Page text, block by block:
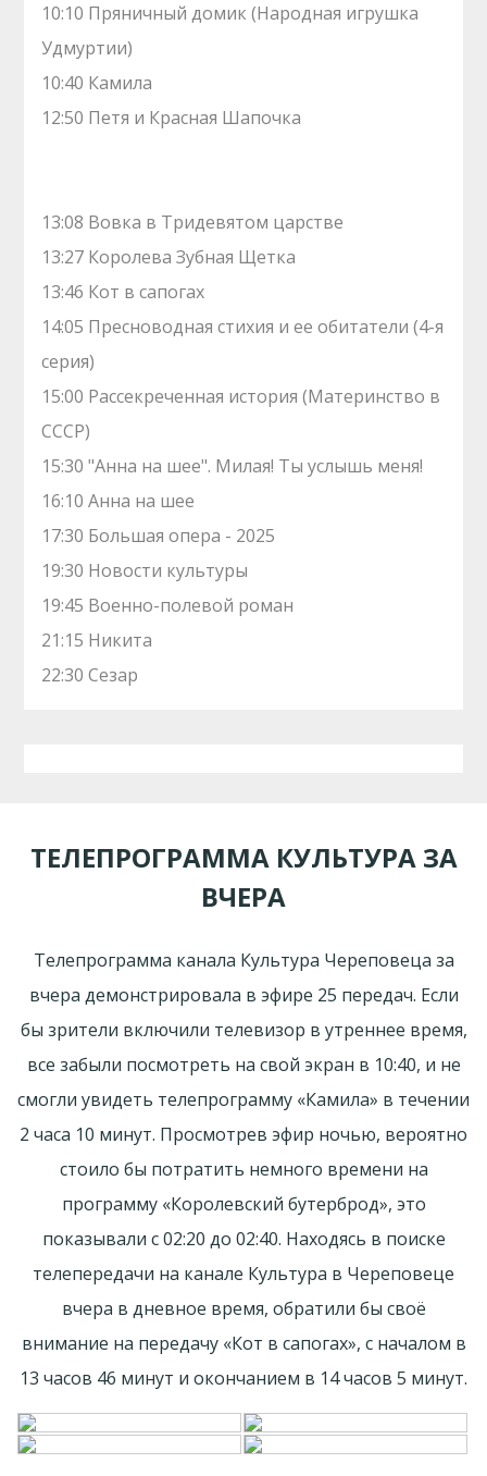
10:10 Пряничный домик (Народная игрушка
Удмуртии)
10:40 Камила
12:50 Петя и Красная Шапочка
13:08 Вовка в Тридевятом царстве
13:27 Королева Зубная Щетка
13:46 Кот в сапогах
14:05 Пресноводная стихия и ее обитатели (4-я
серия)
15:00 Рассекреченная история (Материнство в
СССР)
15:30 "Анна на шее". Милая! Ты услышь меня!
16:10 Анна на шее
17:30 Большая опера - 2025
19:30 Новости культуры
19:45 Военно-полевой роман
21:15 Никита
22:30 Сезар
ТЕЛЕПРОГРАММА КУЛЬТУРА ЗА
ВЧЕРА
Телепрограмма канала Культура Череповеца за
вчера демонстрировала в эфире 25 передач. Если
бы зрители включили телевизор в утреннее время,
все забыли посмотреть на свой экран в 10:40, и не
смогли увидеть телепрограмму «Камила» в течении
2 часа 10 минут. Просмотрев эфир ночью, вероятно
стоило бы потратить немного времени на
программу «Королевский бутерброд», это
показывали с 02:20 до 02:40. Находясь в поиске
телепередачи на канале Культура в Череповеце
вчера в дневное время, обратили бы своё
внимание на передачу «Кот в сапогах», с началом в
13 часов 46 минут и окончанием в 14 часов 5 минут.